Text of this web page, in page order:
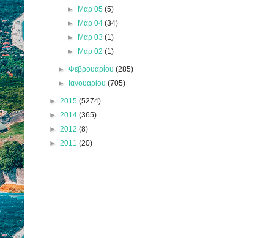
► Μαρ 05 (5)
► Μαρ 04 (34)
► Μαρ 03 (1)
► Μαρ 02 (1)
►Φεβρουαρίου(285)
► Ιανουαρίου(705)
► 2015 (5274)
► 2014 (365)
► 2012 (8)
► 2011 (20)